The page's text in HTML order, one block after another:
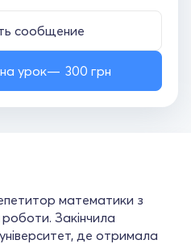
сообщение
урок 300 грн
математики з
Закінчила
де отримала